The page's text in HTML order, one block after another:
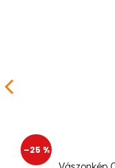
–25 %